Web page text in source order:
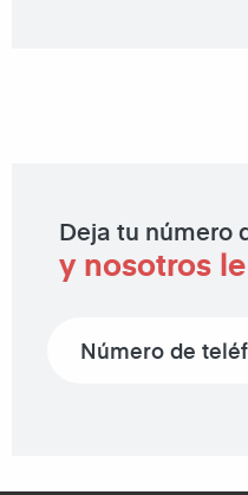
Deja tu número
y nosotros